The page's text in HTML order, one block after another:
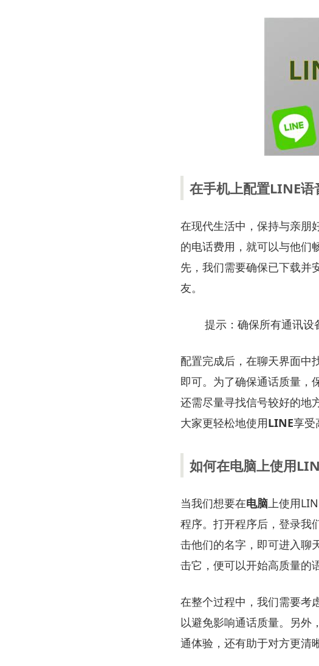
在手机上配置LINE语
在现代生活中，保持与亲朋
的电话费用，就可以与他们
先，我们需要确保已下载并
友。
提示：确保所有通讯设
配置完成后，在聊天界面中
即可。为了确保通话质量，
还需尽量寻找信号较好的地
大家更轻松地使用LINE享受
如何在电脑上使用
当我们想要在电脑上使用
程序。打开程序后，登录我
击他们的名字，即可进入聊
击它，便可以开始高质量的
在整个过程中，我们需要考
以避免影响通话质量。另外
通体验，还有助于对方更清